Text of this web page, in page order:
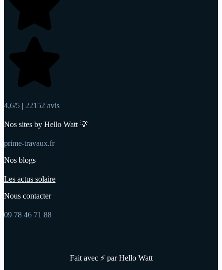
4,6/5 | 22152 avis
Nos sites by Hello Watt 💡
prime-travaux.fr
Nos blogs
Les actus solaire
Nous contacter
09 78 46 71 88
Fait avec ⚡ par Hello Watt